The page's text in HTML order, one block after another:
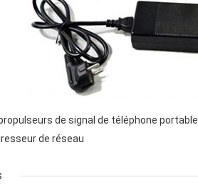
de signal de téléphone portable
de réseau